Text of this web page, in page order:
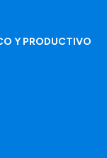
Y PRODUCTIVO